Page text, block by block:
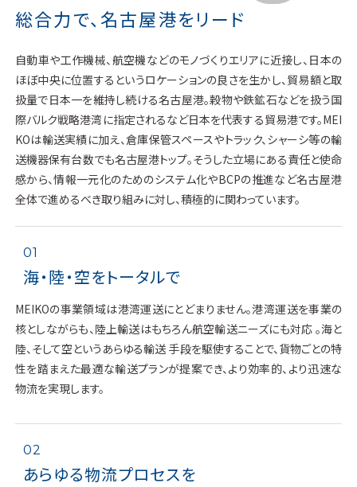
総合力で、名古屋港をリード
自動車や工作機械、航空機などのモノづくりエリアに近接し、日本の
ほぼ中央に位置するというロケーションの良さを生かし、貿易額と取
扱量で日本一を維持し続ける名古屋港。穀物や鉄鉱石などを扱う国
際バルク戦略港湾に指定されるなど日本を代表する貿易港です。MEI
KOは輸送実績に加え、倉庫保管スペースやトラック、シャーシ等の輸
送機器保有台数でも名古屋港トップ。そうした立場にある責任と使命
感から、情報一元化のためのシステム化やBCPの推進など名古屋港
全体で進めるべき取り組みに対し、積極的に関わっています。
01
海・陸・空をトータルで
MEIKOの事業領域は港湾運送にとどまりません。港湾運送を事業の
核としながらも、陸上輸送はもちろん航空輸送ニーズにも対応 。海と
陸、そして空というあらゆる輸送 手段を駆使することで、貨物ごとの特
性を踏まえた最適な輸送プランが提案でき、より効率的、より迅速な
物流を実現します。
02
あらゆる物流プロセスを